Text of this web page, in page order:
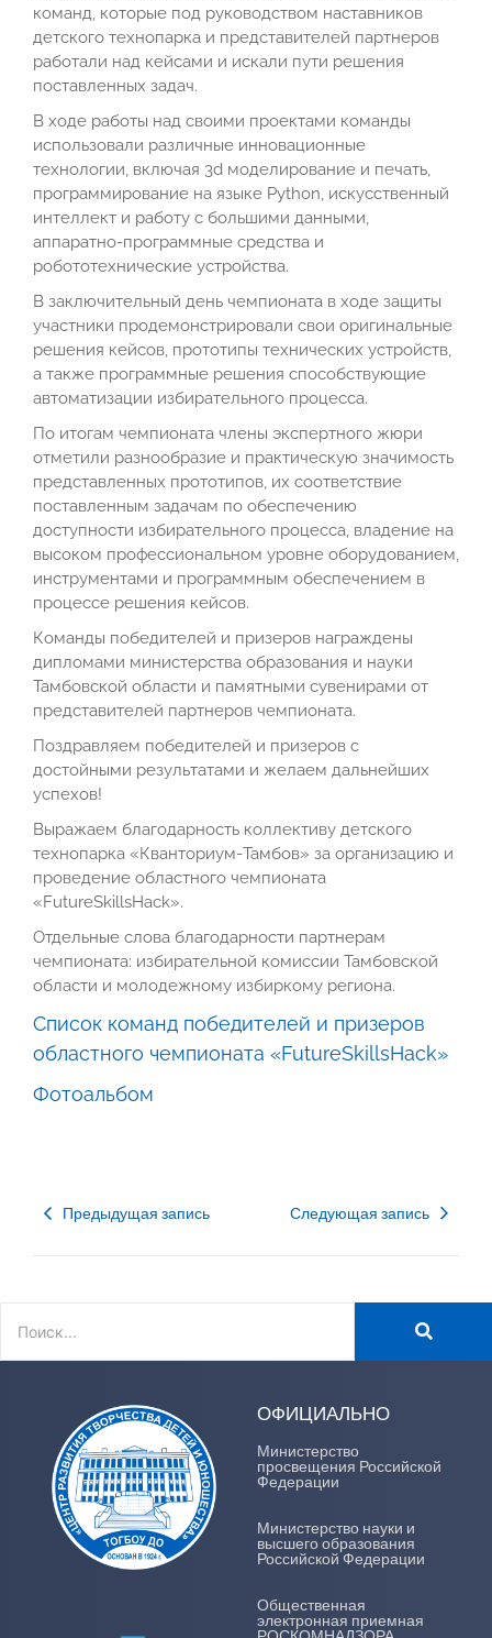
команд, которые под руководством наставников
детского технопарка и представителей партнеров
работали над кейсами и искали пути решения
поставленных задач.
В ходе работы над своими проектами команды
использовали различные инновационные
технологии, включая 3d моделирование и печать,
программирование на языке Python, искусственный
интеллект и работу с большими данными,
аппаратно-программные средства и
робототехнические устройства.
В заключительный день чемпионата в ходе защиты
участники продемонстрировали свои оригинальные
решения кейсов, прототипы технических устройств,
а также программные решения способствующие
автоматизации избирательного процесса.
По итогам чемпионата члены экспертного жюри
отметили разнообразие и практическую значимость
представленных прототипов, их соответствие
поставленным задачам по обеспечению
доступности избирательного процесса, владение на
высоком профессиональном уровне оборудованием,
инструментами и программным обеспечением в
процессе решения кейсов.
Команды победителей и призеров награждены
дипломами министерства образования и науки
Тамбовской области и памятными сувенирами от
представителей партнеров чемпионата.
Поздравляем победителей и призеров с
достойными результатами и желаем дальнейших
успехов!
Выражаем благодарность коллективу детского
технопарка «Кванториум-Тамбов» за организацию и
проведение областного чемпионата
«FutureSkillsHack».
Отдельные слова благодарности партнерам
чемпионата: избирательной комиссии Тамбовской
области и молодежному избиркому региона.
Список команд победителей и призеров
областного чемпионата «FutureSkillsHack»
Фотоальбом
Предыдущая запись Следующая запись
ОФИЦИАЛЬНО
Министерство
просвещения Российской
Федерации
Министерство науки и
высшего образования
Российской Федерации
Общественная
электронная приемная